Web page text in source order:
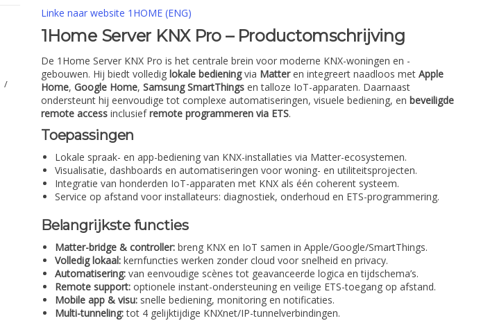
/
Linke naar website 1HOME (ENG)
1Home Server KNX Pro – Productomschrijving
De 1Home Server KNX Pro is het centrale brein voor moderne KNX-woningen en -
gebouwen. Hij biedt volledig lokale bedieningvia Matteren integreert naadloos met Apple
Home, Google Home, Samsung SmartThings en talloze IoT-apparaten. Daarnaast
ondersteunt hij eenvoudige tot complexe automatiseringen, visuele bediening, en beveiligde
remote access inclusiefremote programmeren via ETS.
Toepassingen
Lokale spraak- en app-bediening van KNX-installaties via Matter-ecosystemen.
Visualisatie, dashboards en automatiseringen voor woning- en utiliteitsprojecten.
Integratie van honderden IoT-apparaten met KNX als één coherent systeem.
Service op afstand voor installateurs: diagnostiek, onderhoud en ETS-programmering.
Belangrijkste functies
Matter-bridge & controller: breng KNX en IoT samen in Apple/Google/SmartThings.
Volledig lokaal: kernfuncties werken zonder cloud voor snelheid en privacy.
Automatisering: van eenvoudige scènes tot geavanceerde logica en tijdschema’s.
Remote support: optionele instant-ondersteuning en veilige ETS-toegang op afstand.
Mobile app & visu: snelle bediening, monitoring en notificaties.
Multi-tunneling:tot 4 gelijktijdige KNXnet/IP-tunnelverbindingen.